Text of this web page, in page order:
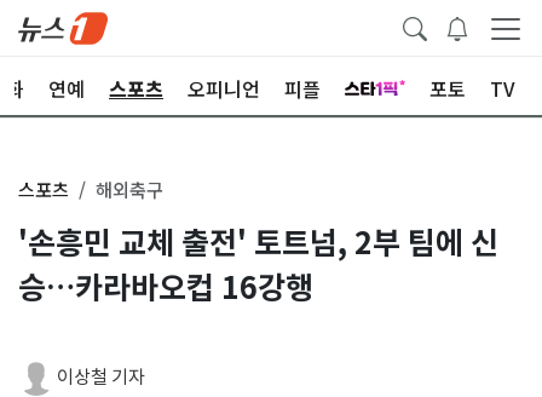
화 연예 스포츠 오피니언 피플 포토 TV
스포츠 해외축구
'손흥민 교체 출전' 토트넘, 2부 팀에 신
승…카라바오컵 16강행
이상철 기자